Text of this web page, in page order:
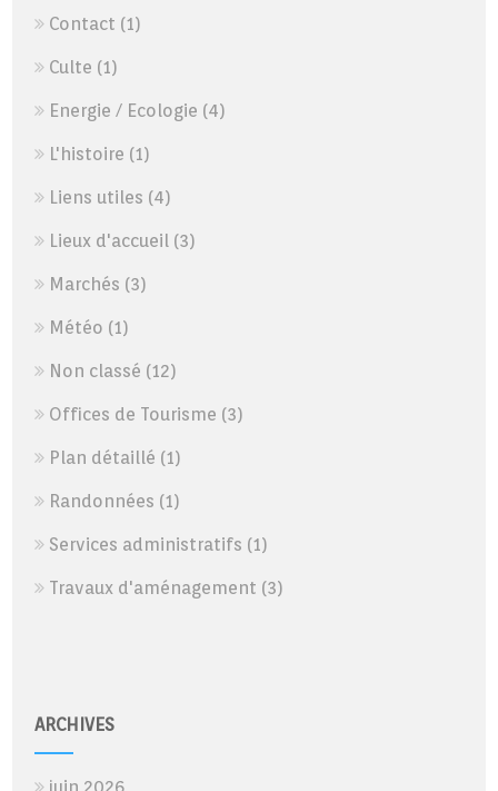
Contact (1)
Culte (1)
Energie / Ecologie (4)
L'histoire (1)
Liens utiles (4)
Lieux d'accueil (3)
Marchés (3)
Météo (1)
Non classé (12)
Offices de Tourisme (3)
Plan détaillé (1)
Randonnées (1)
Services administratifs (1)
Travaux d'aménagement (3)
ARCHIVES